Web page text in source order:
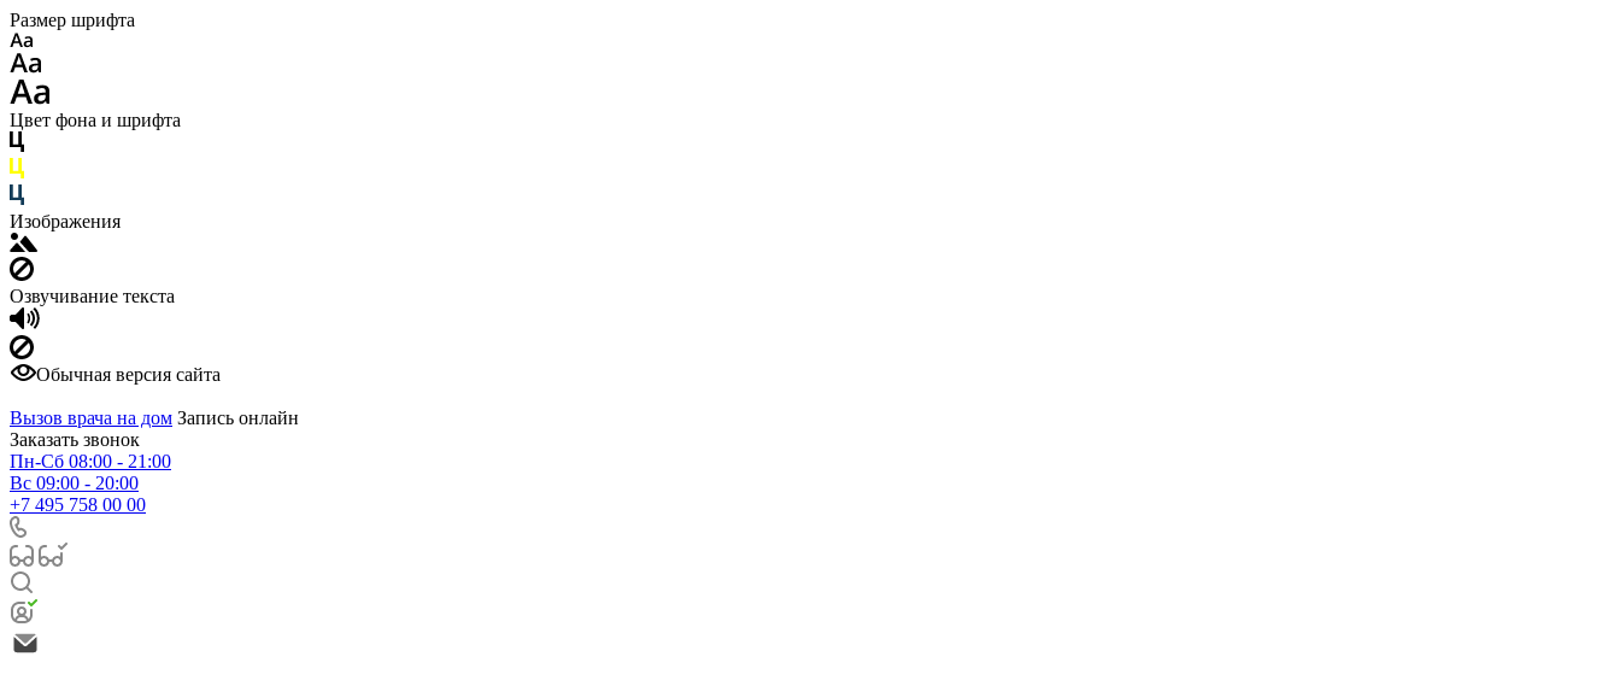
Размер шрифта
Цвет фона и шрифта
Изображения
Озвучивание текста
Обычная версия сайта
Вызов врача на дом Запись онлайн
Заказать звонок
Пн-Сб 08:00 - 21:00
Вс 09:00 - 20:00
+7 495 758 00 00